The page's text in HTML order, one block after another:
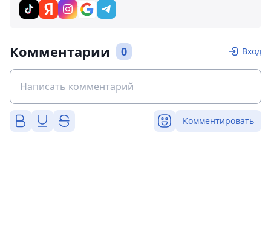
Комментарии 0 Вход
Комментировать